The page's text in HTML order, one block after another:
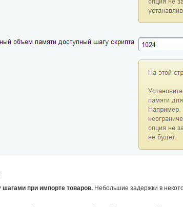
при импорте товаров. Небольшие задержки в